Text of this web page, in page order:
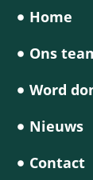
Home
Ons
Word
Nieuws
Contact